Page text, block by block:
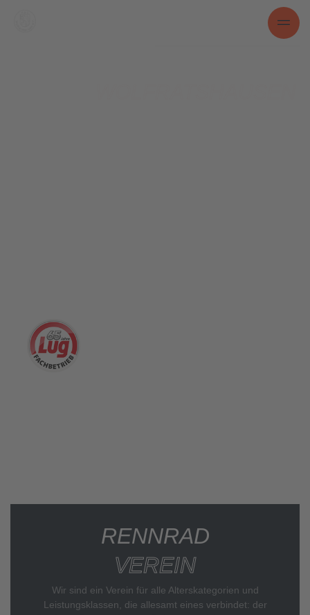
RENNRAD
VEREIN
Wir sind ein Verein für alle Alterskategorien und
Leistungsklassen, die allesamt eines verbindet: der